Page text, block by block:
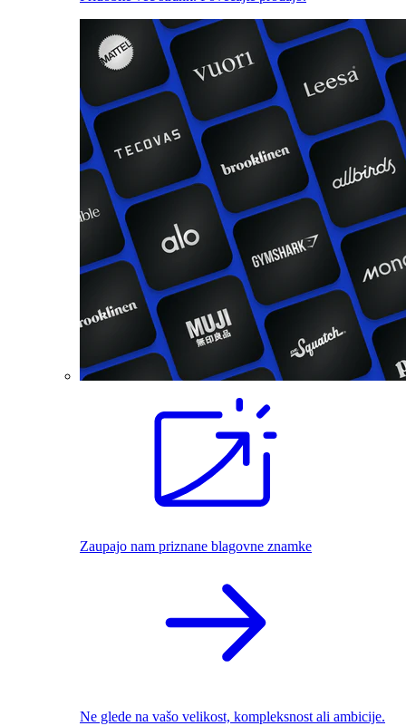
Zaupajo nam priznane blagovne znamke
Ne glede na vašo velikost, kompleksnost ali ambicije.